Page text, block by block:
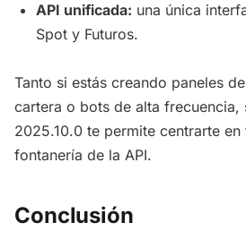
API unificada: una única
Spot y Futuros.
Tanto si estás creando paneles
cartera o bots de alta frecuencia,
2025.10.0 te permite centrarte
fontanería de la API.
Conclusión